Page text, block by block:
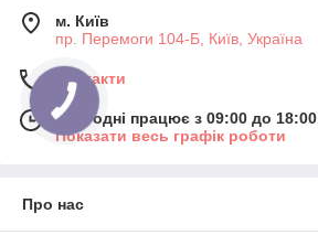
м. Київ
пр. Перемоги 104-Б, Київ, Україна
Контакти
Сьогодні працює з 09:00 до 18:00
Показати весь графік роботи
Про нас